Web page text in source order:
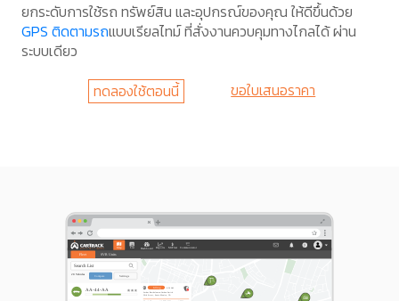
ยกระดับการใช้รถ ทรัพย์สิน และอุปกรณ์ของคุณ ให้ดีขึ้นด้วย
GPS ติดตามรถแบบเรียลไทม์ ที่สั่งงานควบคุมทางไกลได้ ผ่าน
ระบบเดียว
ทดลองใช้ตอนนี้ ขอใบเสนอราคา